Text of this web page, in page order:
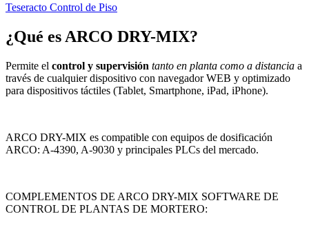
Teseracto Control de Piso
¿Qué es ARCO DRY-MIX?
Permite el control y supervisión tanto en planta como a distancia a
través de cualquier dispositivo con navegador WEB y optimizado
para dispositivos táctiles (Tablet, Smartphone, iPad, iPhone).
ARCO DRY-MIX es compatible con equipos de dosificación
ARCO: A-4390, A-9030 y principales PLCs del mercado.
COMPLEMENTOS DE ARCO DRY-MIX SOFTWARE DE
CONTROL DE PLANTAS DE MORTERO: